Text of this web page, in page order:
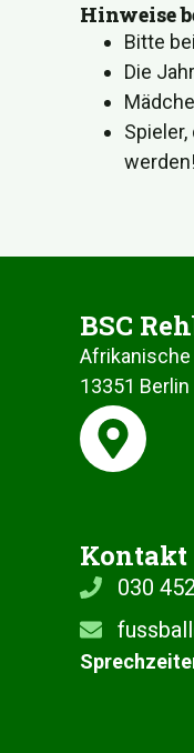
ti
Hinweise
Bitte
Die
BSC
Afrikanische
13351 Berlin
Kontakt
030